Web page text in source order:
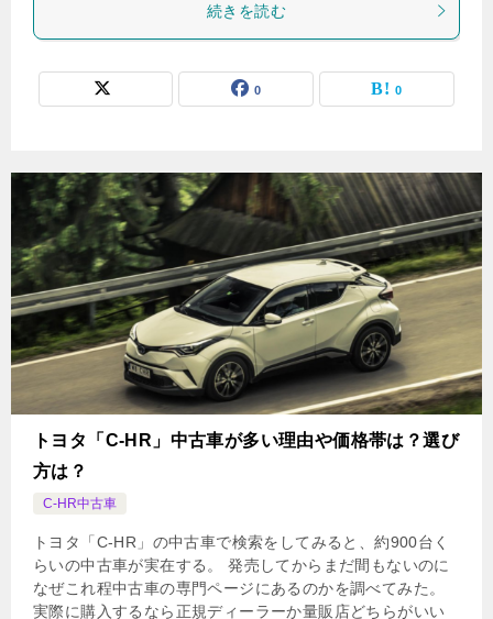
続きを読む
0 0
トヨタ「C-HR」中古車が多い理由や価格帯は？選び
方は？
C-HR中古車
トヨタ「C-HR」の中古車で検索をしてみると、約900台く
らいの中古車が実在する。 発売してからまだ間もないのに
なぜこれ程中古車の専門ページにあるのかを調べてみた。
実際に購入するなら正規ディーラーか量販店どちらがいい